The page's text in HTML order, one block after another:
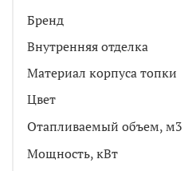
Бренд
Внутренняя отделка
Материал корпуса топки
Цвет
Отапливаемый объем, м3
Мощность, кВт